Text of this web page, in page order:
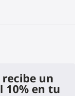
un
10% en tu